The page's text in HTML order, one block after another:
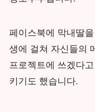
페이스북에 막내딸
생에 걸쳐 자신들의
프로젝트에 쓰겠다
키기도 했습니다.